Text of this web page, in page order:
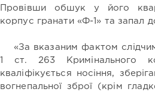
Провівши обшук у його
корпус гранати «Ф-1» та запал
«За вказаним фактом
1 ст. 263 Кримінального
кваліфікується носіння,
вогнепальної зброї (крім